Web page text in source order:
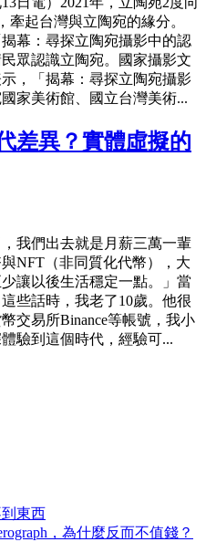
牽起台灣與立陶宛的緣分。
幕：尋探立陶宛攝影中的認
眾認識立陶宛。國家攝影文
，「揭幕：尋探立陶宛攝影
家美術館、國立台灣美術...
差異？實體虛擬的
我們出去就是月薪三萬一輩
NFT（非同質化代幣），大
讓以後生活穩定一點。」當
些話時，我老了10歲。他很
交易所Binance等帳號，我小
驗到這個時代，經驗可...
東西
，為什麼反而不值錢？